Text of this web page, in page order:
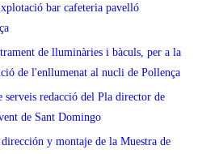
bar cafeteria pavelló
de lluminàries i bàculs, per a la
de l'enllumenat al nucli de Pollença
serveis redacció del Pla director de
de Sant Domingo
y montaje de la Muestra de